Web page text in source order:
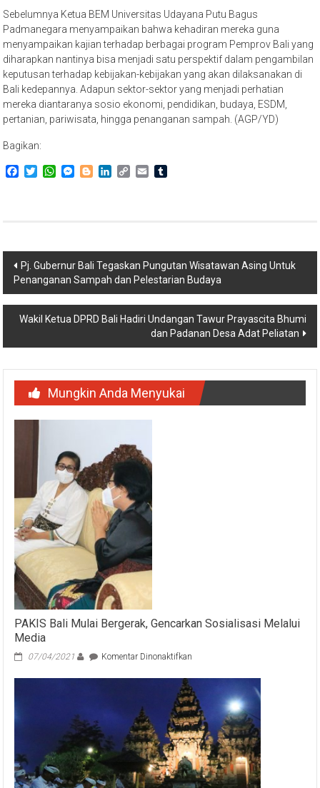
Sebelumnya Ketua BEM Universitas Udayana Putu Bagus
Padmanegara menyampaikan bahwa kehadiran mereka guna
menyampaikan kajian terhadap berbagai program Pemprov Bali yang
diharapkan nantinya bisa menjadi satu perspektif dalam pengambilan
keputusan terhadap kebijakan-kebijakan yang akan dilaksanakan di
Bali kedepannya. Adapun sektor-sektor yang menjadi perhatian
mereka diantaranya sosio ekonomi, pendidikan, budaya, ESDM,
pertanian, pariwisata, hingga penanganan sampah. (AGP/YD)
Bagikan:
Facebook
TwitterWhatsApp
Messenger
BloggerLinkedIn
CopyEmail
Navigasi
pos
Pj. Gubernur Bali Tegaskan Pungutan Wisatawan Asing Untuk
Penanganan Sampah dan Pelestarian Budaya
Wakil Ketua DPRD Bali Hadiri Undangan Tawur Prayascita Bhumi
dan Padanan Desa Adat Peliatan
Mungkin Anda Menyukai
PAKIS Bali Mulai Bergerak, Gencarkan Sosialisasi Melalui
Media
07/04/2021 Komentar Dinonaktifkan
Bali
Mulai
Bergerak,
Gencarkan
Sosialisasi
Melalui
Media